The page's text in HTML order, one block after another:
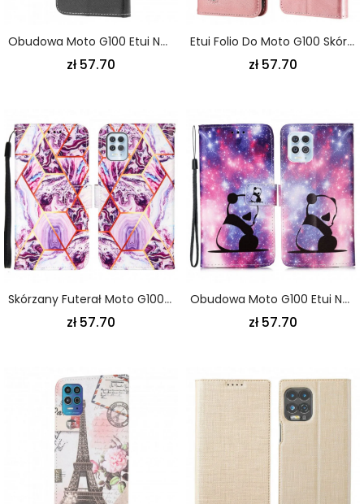
Obudowa Moto G100 Etui Na Telefon Nie Dotykaj Mojego Telefonu
zł 57.70
Etui Folio Do Moto G100 Skórzana Torebka Na Monety
zł 57.70
Skórzany Futerał Moto G100 Etui Na Telefon Pasiasty Marmur Geometryczny
zł 57.70
Obudowa Moto G100 Etui Na Telefon Panda Galaxy
zł 57.70